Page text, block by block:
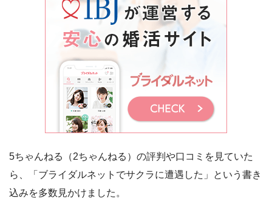
5ちゃんねる（2ちゃんねる）の評判や口コミを見ていた
ら、「ブライダルネットでサクラに遭遇した」という書き
込みを多数見かけました。